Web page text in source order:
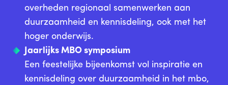
overheden regionaal samenwerken aan
duurzaamheid en kennisdeling, ook met het
hoger onderwijs.
Jaarlijks MBO symposium
Een feestelijke bijeenkomst vol inspiratie en
kennisdeling over duurzaamheid in het mbo,